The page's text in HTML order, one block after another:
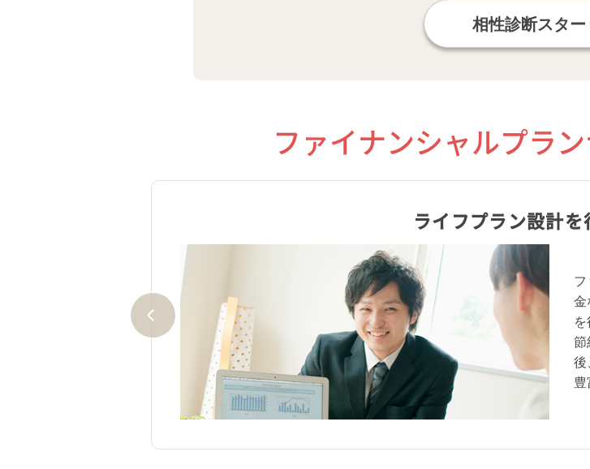
相性診断スター
ファイナンシャルプラ
能士と民間資格のAFPの2
連しているため、２級FP技
ライフプラン設計を
フ
金
を
節
後
豊